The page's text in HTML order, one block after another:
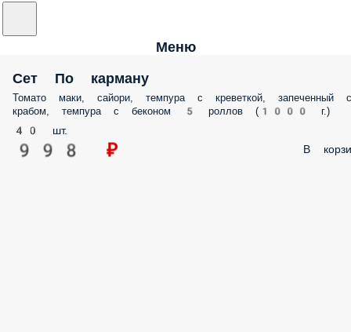
Меню
Сет По карману
Томато маки, сайори, темпура с креветкой, запеченный с
крабом, темпура с беконом 5 роллов (1000 г.)
40 шт.
998 ₽ В